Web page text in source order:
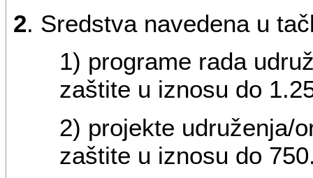
2. Sredstva navedena u
1) programe rada
zaštite u iznosu do
2) projekte udruženja/
zaštite u iznosu do